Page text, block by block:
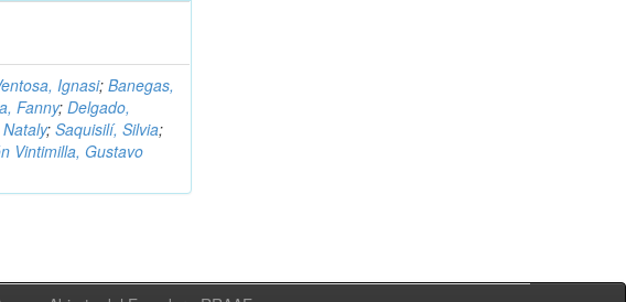
Ignasi;Banegas,
Fanny;Delgado,
;Saquisilí, Silvia;
Vintimilla, Gustavo